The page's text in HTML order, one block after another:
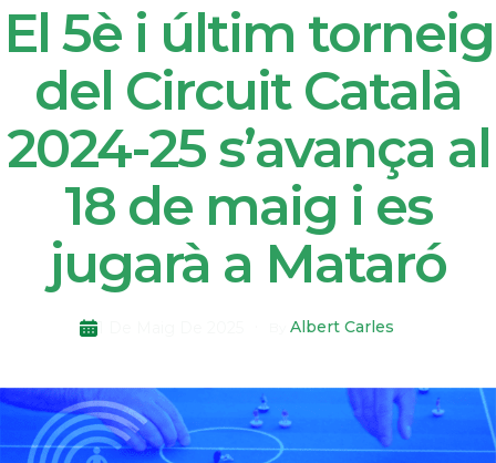
El 5è i últim torneig
del Circuit Català
2024-25 s’avança al
18 de maig i es
jugarà a Mataró
Albert Carles